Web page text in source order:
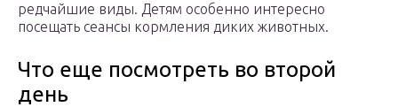
редчайшие виды. Детям особенно интересно
посещать сеансы кормления диких животных.
Что еще посмотреть во второй
день